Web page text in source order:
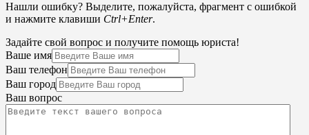
Нашли ошибку? Выделите, пожалуйста, фрагмент с ошибкой
и нажмите клавиши Ctrl+Enter.
Задайте свой вопрос и получите помощь юриста!
Ваше имя
Ваш телефон
Ваш город
Ваш вопрос